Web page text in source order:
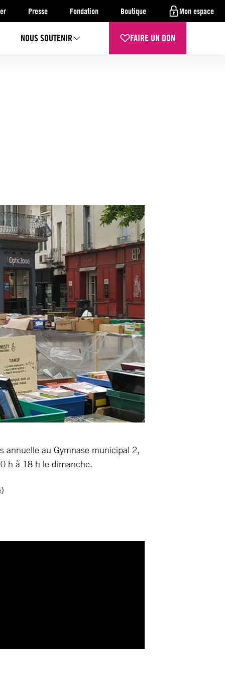
Presse Fondation Boutique Mon espace
NOUS SOUTENIR FAIRE UN DON
annuelle au Gymnase municipal 2,
h à 18 h le dimanche.